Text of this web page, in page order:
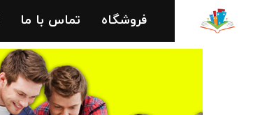
فروشگاه تماس با ما